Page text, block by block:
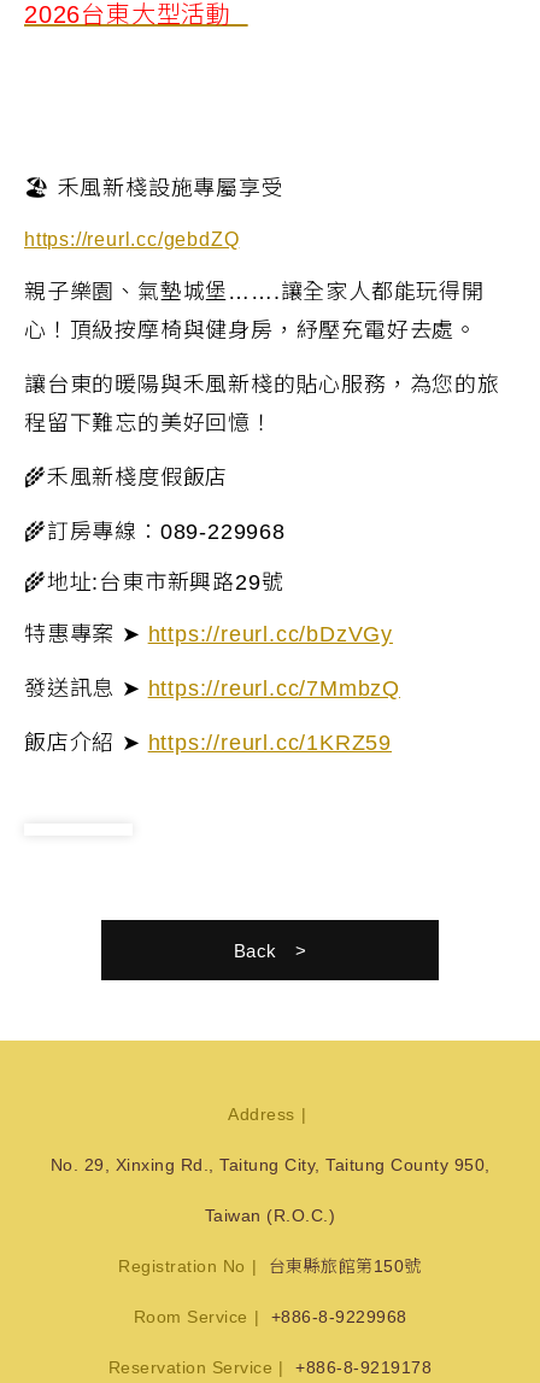
2026台東大型活動
🏖 禾風新棧設施專屬享受
https://reurl.cc/gebdZQ
親子樂園、氣墊城堡 …….讓全家人都能玩得開
心！頂級按摩椅與健身房，紓壓充電好去處。
讓台東的暖陽與禾風新棧的貼心服務，為您的旅
程留下難忘的美好回憶！
🌾禾風新棧度假飯店
🌾訂房專線： 089-229968
🌾地址: 台東市新興路29號
特惠專案 ➤ https://reurl.cc/bDzVGy
發送訊息 ➤ https://reurl.cc/7MmbzQ
飯店介紹 ➤ https://reurl.cc/1KRZ59
Back
Address
No. 29, Xinxing Rd., Taitung City, Taitung County 950,
Taiwan (R.O.C.)
Registration No 台東縣旅館第150號
Room Service +886-8-9229968
Reservation Service +886-8-9219178